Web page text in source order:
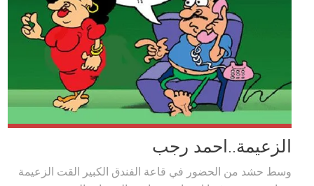
الزعيمة..احمد رجب
وسط حشد من الحضور في قاعة الفندق الكبير القت الزعيمة